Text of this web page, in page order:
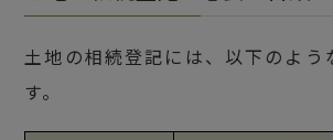
土地の相続登記には、以下のよう
す。